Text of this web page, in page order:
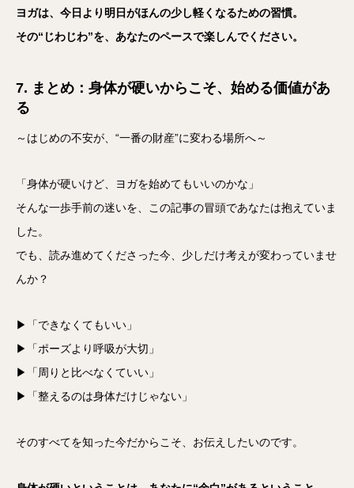
ヨガは、今日より明日がほんの少し軽くなるための習慣。
その“じわじわ”を、あなたのペースで楽しんでください。
7. まとめ：身体が硬いからこそ、始める価値があ
る
～はじめの不安が、“一番の財産”に変わる場所へ～
「身体が硬いけど、ヨガを始めてもいいのかな」
そんな一歩手前の迷いを、この記事の冒頭であなたは抱えていま
した。
でも、読み進めてくださった今、少しだけ考えが変わっていませ
んか？
▶「できなくてもいい」
▶「ポーズより呼吸が大切」
▶「周りと比べなくていい」
▶「整えるのは身体だけじゃない」
そのすべてを知った今だからこそ、お伝えしたいのです。